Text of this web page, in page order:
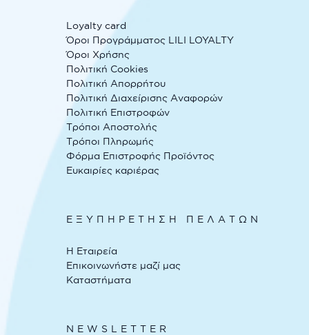
Loyalty card
Όροι Προγράμματος LILI LOYALTY
Όροι Χρήσης
Πολιτική Cookies
Πολιτική Απορρήτου
Πολιτική Διαχείρισης Αναφορών
Πολιτική Επιστροφών
Τρόποι Αποστολής
Τρόποι Πληρωμής
Φόρμα Επιστροφής Προϊόντος
Ευκαιρίες καριέρας
ΕΞΥΠΗΡΕΤΗΣΗ ΠΕΛΑΤΩΝ
Η Εταιρεία
Επικοινωνήστε μαζί μας
Καταστήματα
NEWSLETTER